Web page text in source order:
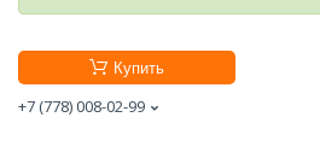
Купить
+7 (778) 008-02-99